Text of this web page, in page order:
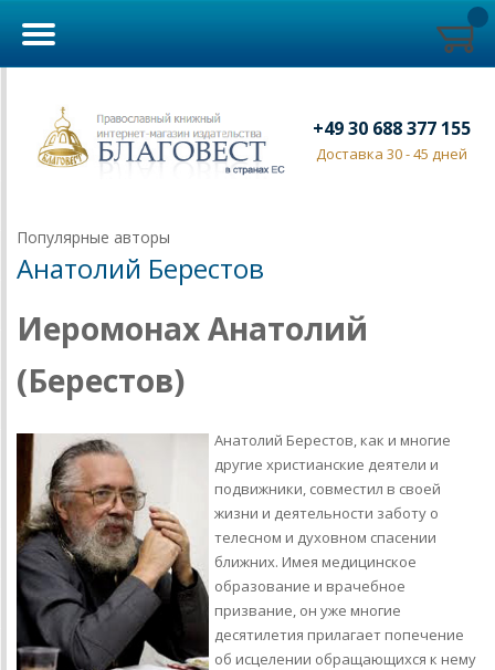
+49 30 688 377 155
Доставка 30 - 45 дней
Популярные авторы
Анатолий Берестов
Иеромонах Анатолий
(Берестов)
Анатолий Берестов, как и многие
другие христианские деятели и
подвижники, совместил в своей
жизни и деятельности заботу о
телесном и духовном спасении
ближних. Имея медицинское
образование и врачебное
призвание, он уже многие
десятилетия прилагает попечение
об исцелении обращающихся к нему